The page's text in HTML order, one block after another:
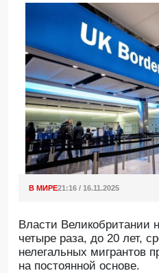
В МИРЕ21:16 / 16.11.2025
Власти Великобритании
четыре раза, до 20 лет,
нелегальных мигрантов
на постоянной основе.